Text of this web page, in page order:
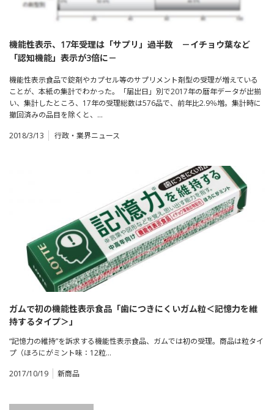
機能性表示、17年受理は「サプリ」過半数 －イチョウ葉など
「認知機能」表示が3倍に－
機能性表示食品で錠剤やカプセル等のサプリメント剤型の受理が増えている
ことが、本紙の集計でわかった。「届出日」別で2017年の暦年データが出揃
い、集計したところ、17年の受理総数は576品で、前年比2.9％増。集計時に
撤回済みの品目を除くと、…
2018/3/13
行政・業界ニュース
ガムで初の機能性表示食品「歯につきにくいガム粒＜記憶力を維
持するタイプ＞」
“記憶力の維持”を訴求する機能性表示食品、ガムでは初の受理。商品は粒タイ
プ（ほろにがミント味：12粒…
2017/10/19
新商品